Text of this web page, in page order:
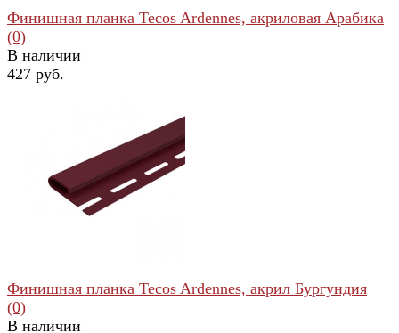
избранное сравнить
Финишная планка Tecos Ardennes, акриловая Арабика
(0)
В наличии
427 руб.
Финишная планка Tecos Ardennes, акрил Бургундия
(0)
В наличии